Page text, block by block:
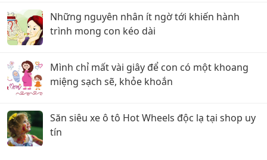
Những nguyên nhân ít ngờ tới khiến hành
trình mong con kéo dài
Mình chỉ mất vài giây để con có một khoang
miệng sạch sẽ, khỏe khoắn
Săn siêu xe ô tô Hot Wheels độc lạ tại shop uy
tín